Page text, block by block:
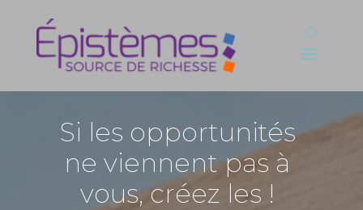
Si les opportunités
ne viennent pas à
vous, créez les !